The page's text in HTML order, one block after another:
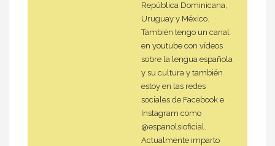
República Dominicana,
Uruguay y México.
También tengo un canal
en youtube con vídeos
sobre la lengua española
y su cultura y también
estoy en las redes
sociales de Facebook e
Instagram como
@espanolsioficial.
Actualmente imparto